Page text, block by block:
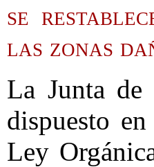
se
las zonas
La Junta
dispuesto
Ley